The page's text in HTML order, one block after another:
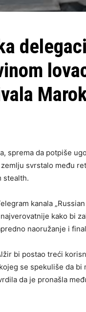
sprema da potpiše
svrstalo među
stealth.
kanala
kako bi
naoružanje i
bi postao treći
se spekuliše da bi
da je pronašla